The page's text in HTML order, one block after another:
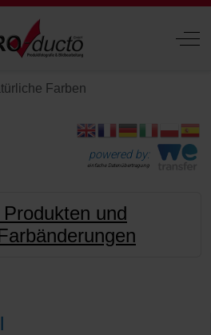
Off-
Farben
powered by:
einfache Datenübertragung
und